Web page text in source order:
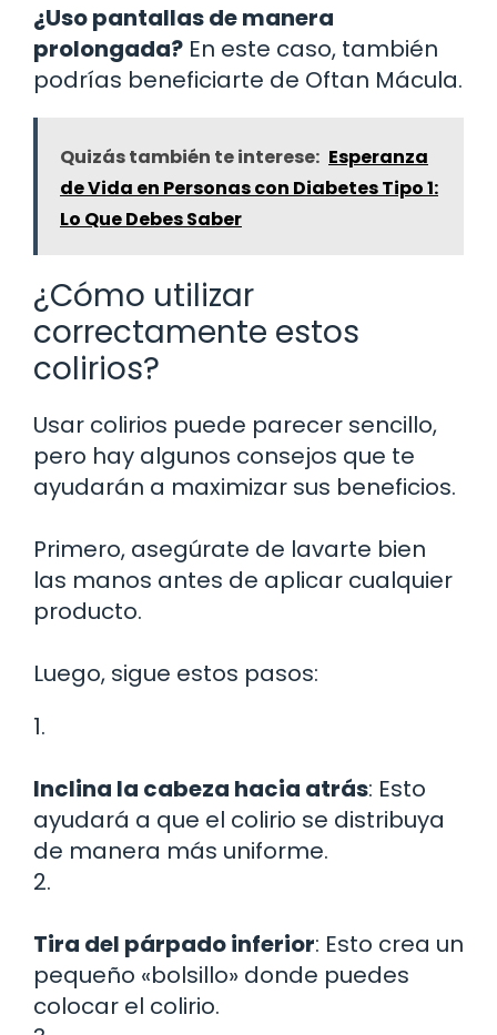
¿Uso pantallas de manera
prolongada? En este caso, también
podrías beneficiarte de Oftan Mácula.
Quizás también te interese: Esperanza
de Vida en Personas con Diabetes Tipo 1:
Lo Que Debes Saber
¿Cómo utilizar
correctamente estos
colirios?
Usar colirios puede parecer sencillo,
pero hay algunos consejos que te
ayudarán a maximizar sus beneficios.
Primero, asegúrate de lavarte bien
las manos antes de aplicar cualquier
producto.
Luego, sigue estos pasos:
1.
Inclina la cabeza hacia atrás: Esto
ayudará a que el colirio se distribuya
de manera más uniforme.
2.
Tira del párpado inferior: Esto crea un
pequeño «bolsillo» donde puedes
colocar el colirio.